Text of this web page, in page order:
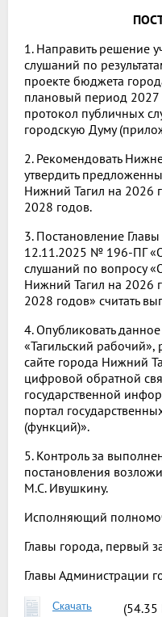
1. Направить решение
слушаний по
проекте бюджета
плановый период 2027
протокол публичных
городскую Думу
2. Рекомендовать
утвердить
Нижний Тагил на 2026
2028 годов.
3. Постановление
12.11.2025 № 196-ПГ
слушаний по вопросу
Нижний Тагил на 2026
2028 годов» считать
4. Опубликовать
«Тагильский
сайте города Нижний
цифровой обратной
государственной
портал
(функций)».
5. Контроль за
постановления
М.С. Ивушкину.
Исполняющий
Главы города, первый
Главы Администрации
Скачать (54.35